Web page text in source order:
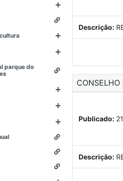
Descrição:
Publicado:
Descrição: